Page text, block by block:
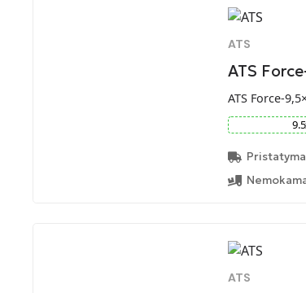
ATS
ATS
ATS Force-
9.5
ATS